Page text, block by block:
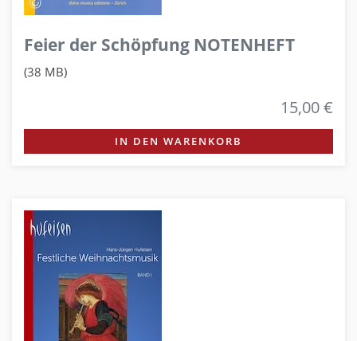
Feier der Schöpfung NOTENHEFT
(38 MB)
15,00 €
IN DEN WARENKORB